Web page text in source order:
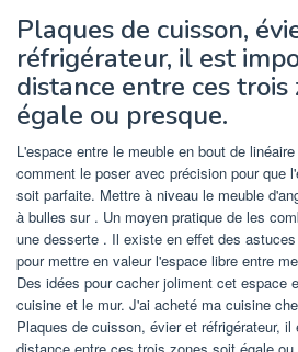
Plaques de cuisson,
réfrigérateur, il est
distance entre ces trois
égale ou presque.
L'espace entre le meuble en bout de
comment le poser avec précision pour que
soit parfaite. Mettre à niveau le meuble
à bulles sur . Un moyen pratique de les
une desserte . Il existe en effet des
pour mettre en valeur l'espace libre entre
Des idées pour cacher joliment cet espace
cuisine et le mur. J'ai acheté ma cuisine
Plaques de cuisson, évier et réfrigérateur,